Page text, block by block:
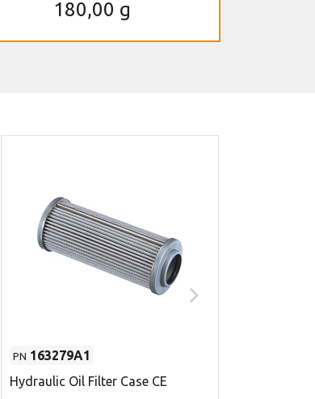
180,00 g
PN 163279A1
Hydraulic Oil Filter Case CE